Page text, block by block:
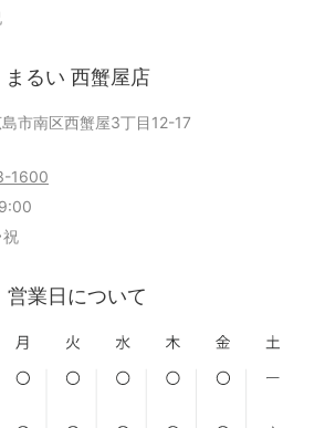
まるい 西蟹屋店
市南区西蟹屋3丁目12-17
1600
祝
営業日について